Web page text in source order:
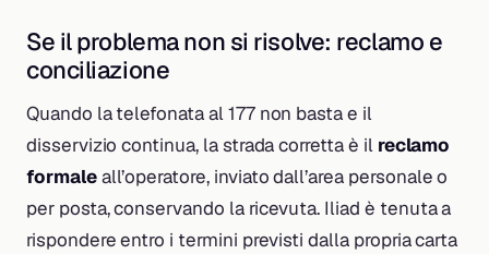
Se il problema non si risolve: reclamo e
conciliazione
Quando la telefonata al 177 non basta e il
disservizio continua, la strada corretta è il reclamo
formaleall’operatore, inviato dall’area personale o
per posta, conservando la ricevuta. Iliad è tenuta a
rispondere entro i termini previsti dalla propria carta